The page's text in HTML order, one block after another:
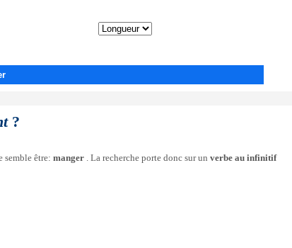
?
semble être: manger . La recherche porte donc sur un verbe au infinitif